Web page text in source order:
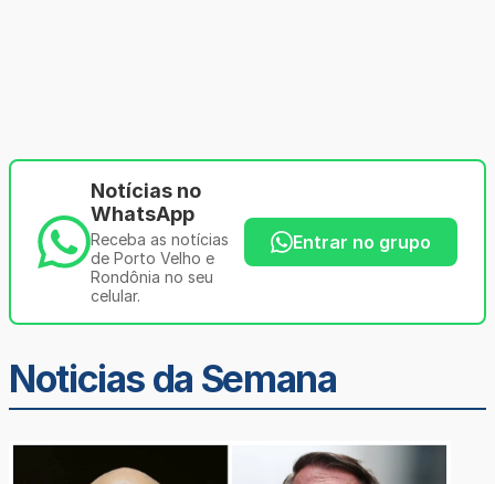
Notícias no
WhatsApp
Receba as notícias
de Porto Velho e
Rondônia no seu
celular.
Entrar no grupo
Noticias da Semana